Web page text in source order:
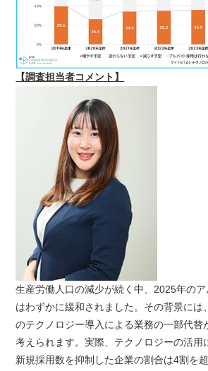
【調査担当者コメント】
生産労働人口の減少が続く中、2025年の
はわずかに緩和されました。その背景には
のテクノロジー導入による業務の一部代替
考えられます。実際、テクノロジーの活用
新規採用数を抑制した企業の割合は4割を